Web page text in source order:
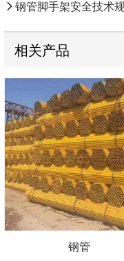
钢管脚手架安全技术
相关产品
钢管